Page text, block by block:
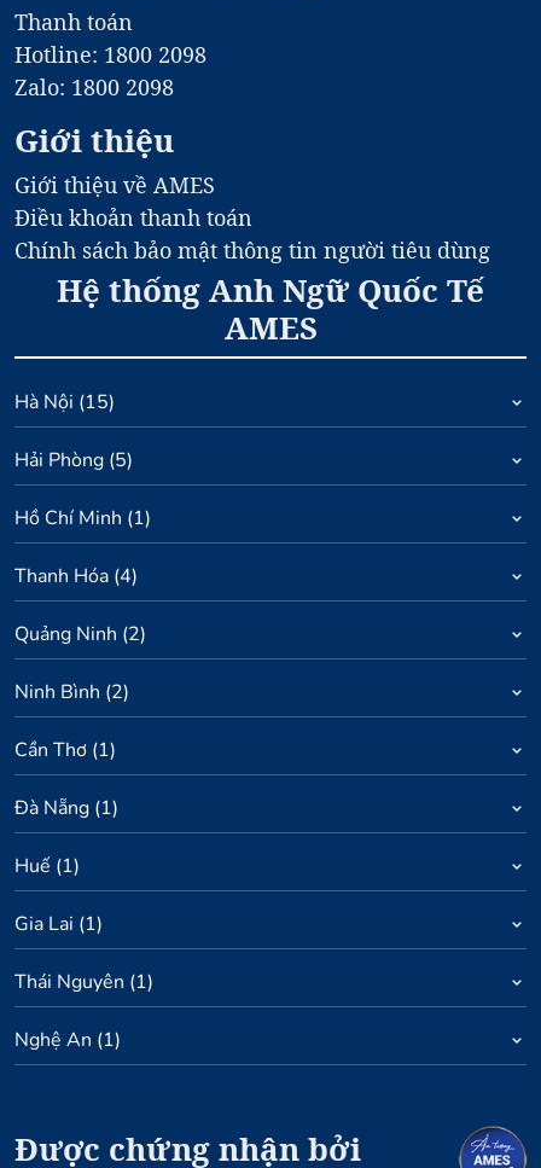
Thanh toán
Hotline: 1800 2098
Zalo: 1800 2098
Giới thiệu
Giới thiệu về AMES
Điều khoản thanh toán
Chính sách bảo mật thông tin người tiêu dùng
Hệ thống Anh Ngữ Quốc Tế
AMES
Hà Nội (15)
Hải Phòng (5)
Hồ Chí Minh (1)
Thanh Hóa (4)
Quảng Ninh (2)
Ninh Bình (2)
Cần Thơ (1)
Đà Nẵng (1)
Huế (1)
Gia Lai (1)
Thái Nguyên (1)
Nghệ An (1)
Được chứng nhận bởi